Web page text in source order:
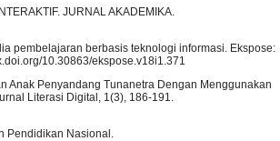
JURNAL AKADEMIKA.
pembelajaran berbasis teknologi informasi. Ekspose:
10.30863/ekspose.v18i1.371
Anak Penyandang Tunanetra Dengan Menggunakan
Literasi Digital, 1(3), 186-191.
Pendidikan Nasional.